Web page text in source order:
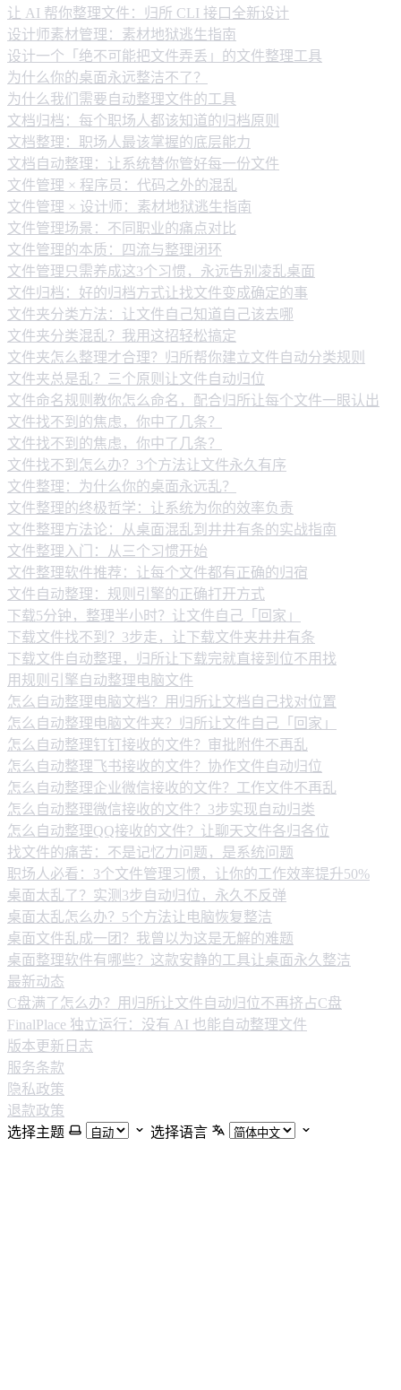
让 AI 帮你整理文件：归所 CLI 接口全新设计
设计师素材管理：素材地狱逃生指南
设计一个「绝不可能把文件弄丢」的文件整理工具
为什么你的桌面永远整洁不了？
为什么我们需要自动整理文件的工具
文档归档：每个职场人都该知道的归档原则
文档整理：职场人最该掌握的底层能力
文档自动整理：让系统替你管好每一份文件
文件管理 × 程序员：代码之外的混乱
文件管理 × 设计师：素材地狱逃生指南
文件管理场景：不同职业的痛点对比
文件管理的本质：四流与整理闭环
文件管理只需养成这3个习惯，永远告别凌乱桌面
文件归档：好的归档方式让找文件变成确定的事
文件夹分类方法：让文件自己知道自己该去哪
文件夹分类混乱？我用这招轻松搞定
文件夹怎么整理才合理？归所帮你建立文件自动分类规则
文件夹总是乱？三个原则让文件自动归位
文件命名规则教你怎么命名，配合归所让每个文件一眼认出
文件找不到的焦虑，你中了几条？
文件找不到的焦虑，你中了几条？
文件找不到怎么办？3个方法让文件永久有序
文件整理：为什么你的桌面永远乱？
文件整理的终极哲学：让系统为你的效率负责
文件整理方法论：从桌面混乱到井井有条的实战指南
文件整理入门：从三个习惯开始
文件整理软件推荐：让每个文件都有正确的归宿
文件自动整理：规则引擎的正确打开方式
下载5分钟，整理半小时？让文件自己「回家」
下载文件找不到？3步走，让下载文件夹井井有条
下载文件自动整理，归所让下载完就直接到位不用找
用规则引擎自动整理电脑文件
怎么自动整理电脑文档？用归所让文档自己找对位置
怎么自动整理电脑文件夹？归所让文件自己「回家」
怎么自动整理钉钉接收的文件？审批附件不再乱
怎么自动整理飞书接收的文件？协作文件自动归位
怎么自动整理企业微信接收的文件？工作文件不再乱
怎么自动整理微信接收的文件？3步实现自动归类
怎么自动整理QQ接收的文件？让聊天文件各归各位
找文件的痛苦：不是记忆力问题，是系统问题
职场人必看：3个文件管理习惯，让你的工作效率提升50%
桌面太乱了？实测3步自动归位，永久不反弹
桌面太乱怎么办？5个方法让电脑恢复整洁
桌面文件乱成一团？我曾以为这是无解的难题
桌面整理软件有哪些？这款安静的工具让桌面永久整洁
最新动态
C盘满了怎么办？用归所让文件自动归位不再挤占C盘
FinalPlace 独立运行：没有 AI 也能自动整理文件
版本更新日志
服务条款
隐私政策
退款政策
选择主题
选择语言